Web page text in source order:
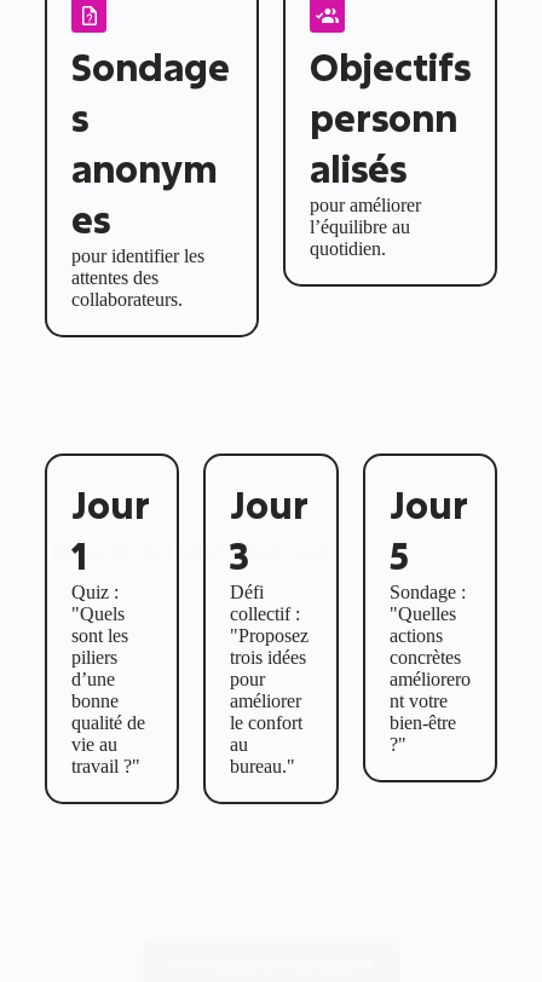
Sondage
s
anonym
es
pour identifier les
attentes des
collaborateurs.
Objectifs
personn
alisés
pour améliorer
l’équilibre au
quotidien.
Un exemple de Challenge Feel Good
Jour
1
Quiz :
"Quels
sont les
piliers
d’une
bonne
qualité de
vie au
travail ?"
Jour
3
Défi
collectif :
"Proposez
trois idées
pour
améliorer
le confort
au
bureau."
Jour
5
Sondage :
"Quelles
actions
concrètes
améliorero
nt votre
bien-être
?"